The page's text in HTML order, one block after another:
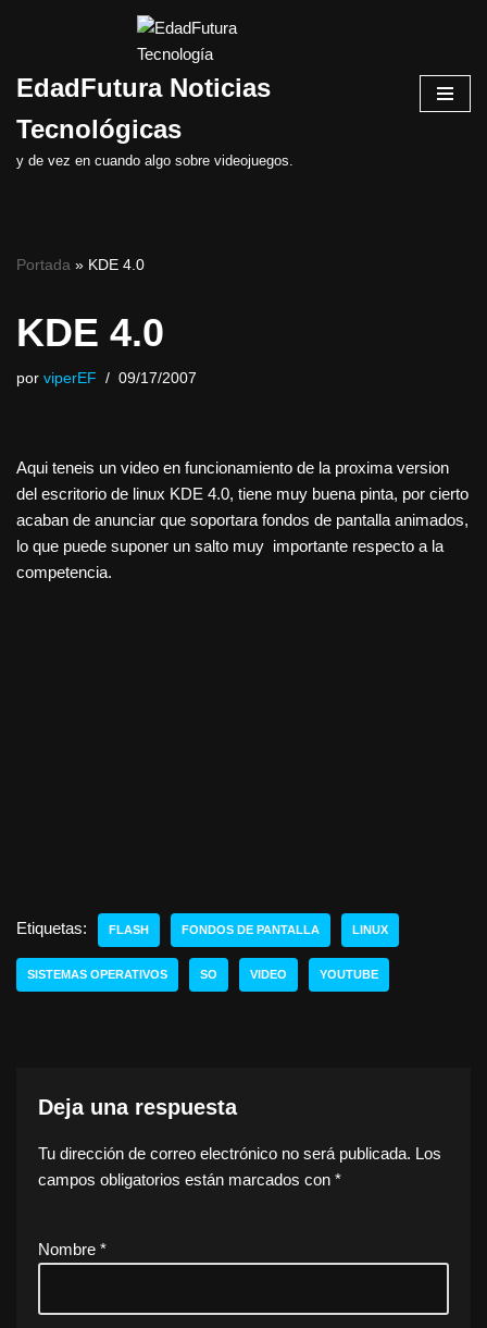
al
EdadFutura Noticias
Tecnológicas
y de vez en cuando algo sobre videojuegos.
Portada » KDE 4.0
KDE 4.0
por viperEF 09/17/2007
Aqui teneis un video en funcionamiento de la proxima version
del escritorio de linux KDE 4.0, tiene muy buena pinta, por cierto
acaban de anunciar que soportara fondos de pantalla animados,
lo que puede suponer un salto muy importante respecto a la
competencia.
Etiquetas: FLASH FONDOS DE PANTALLA LINUX
SISTEMAS OPERATIVOS SO VIDEO YOUTUBE
Deja una respuesta
Tu dirección de correo electrónico no será publicada. Los
campos obligatorios están marcados con *
Nombre *